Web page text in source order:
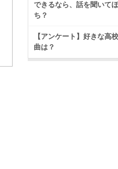
できるなら、話を聞いて
ち？
【アンケート】好きな高
曲は？